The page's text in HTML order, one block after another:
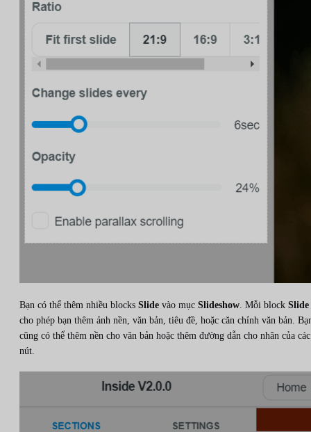
Bạn có thể thêm nhiều blocks Slide vào mục Slideshow. Mỗi block Slide
cho phép bạn thêm ảnh nền, văn bản, tiêu đề, hoặc căn chỉnh văn bản.
cũng có thể thêm nền cho văn bản hoặc thêm đường dẫn cho nhãn của các
nút.